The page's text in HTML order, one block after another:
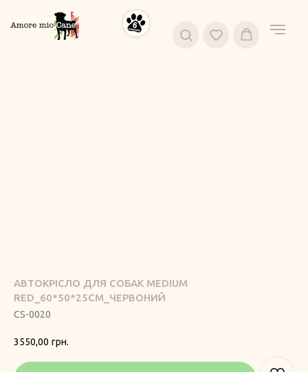
АВТОКРІСЛО ДЛЯ СОБАК MEDIUM
RED_60*50*25СМ_ЧЕРВОНИЙ
CS-0020
3550,00 грн.